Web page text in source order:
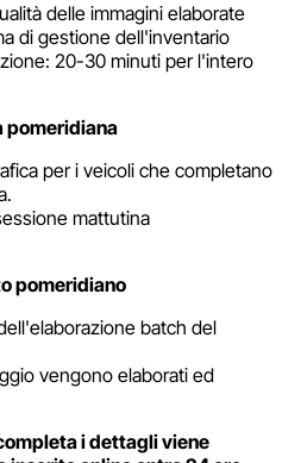
delle immagini elaborate
di gestione dell'inventario
20-30 minuti per l'intero
pomeridiana
per i veicoli che completano
mattutina
pomeridiano
batch del
vengono elaborati ed
i dettagli viene